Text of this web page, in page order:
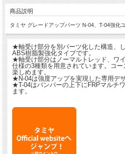
商品説明
タミヤ グレードアップパーツ N-04、T-04強化
★軸受け部分を別パーツ化した構造、
ABS樹脂製強化タイプです。
★軸受け部分はノーマルトレッド、ワ
仕様の3種類を用意されています。コ
楽しめます。
★N-04は強度アップを実現した専用デザ
★T-04はバンパーの上下にFRPマルチ
ます。